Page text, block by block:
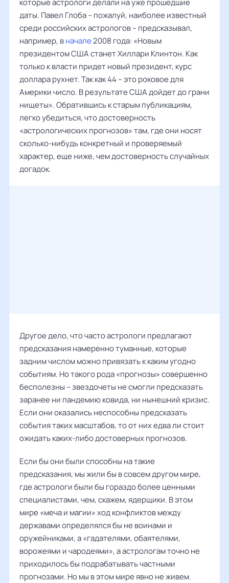
которые астрологи делали на уже прошедшие
даты. Павел Глоба – пожалуй, наиболее известный
среди российских астрологов – предсказывал,
например, вначале2008 года: «Новым
президентом США станет Хиллари Клинтон. Как
только к власти придет новый президент, курс
доллара рухнет. Так как 44 – это роковое для
Америки число. В результате США дойдет до грани
нищеты». Обратившись к старым публикациям,
легко убедиться, что достоверность
«астрологических прогнозов» там, где они носят
сколько-нибудь конкретный и проверяемый
характер, еще ниже, чем достоверность случайных
догадок.
Другое дело, что часто астрологи предлагают
предсказания намеренно туманные, которые
задним числом можно привязать к каким угодно
событиям. Но такого рода «прогнозы» совершенно
бесполезны – звездочеты не смогли предсказать
заранее ни пандемию ковида, ни нынешний кризис.
Если они оказались неспособны предсказать
события таких масштабов, то от них едва ли стоит
ожидать каких-либо достоверных прогнозов.
Если бы они были способны на такие
предсказания, мы жили бы в совсем другом мире,
где астрологи были бы гораздо более ценными
специалистами, чем, скажем, ядерщики. В этом
мире «меча и магии» ход конфликтов между
державами определялся бы не воинами и
оружейниками, а «гадателями, обаятелями,
ворожеями и чародеями», а астрологам точно не
приходилось бы подрабатывать частными
прогнозами. Но мы в этом мире явно не живем.